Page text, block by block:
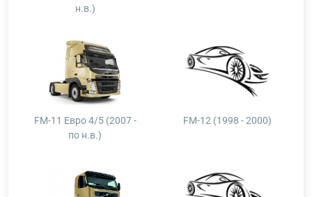
н.в.)
FM-11 Евро 4/5 (2007 -
по н.в.)
FM-12 (1998 - 2000)